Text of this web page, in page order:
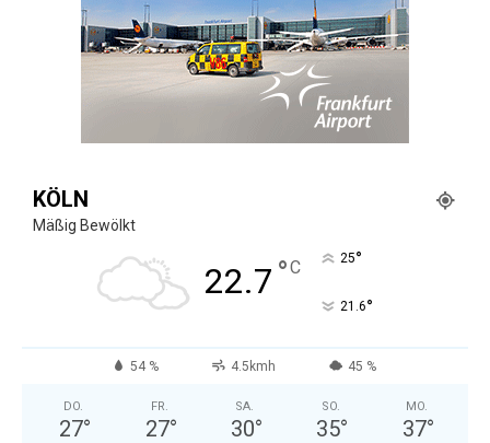
KÖLN
Mäßig Bewölkt
22.7 °C 25°
21.6°
54 % 4.5kmh 45 %
DO.
27°
FR.
27°
SA.
30°
SO.
35°
MO.
37°